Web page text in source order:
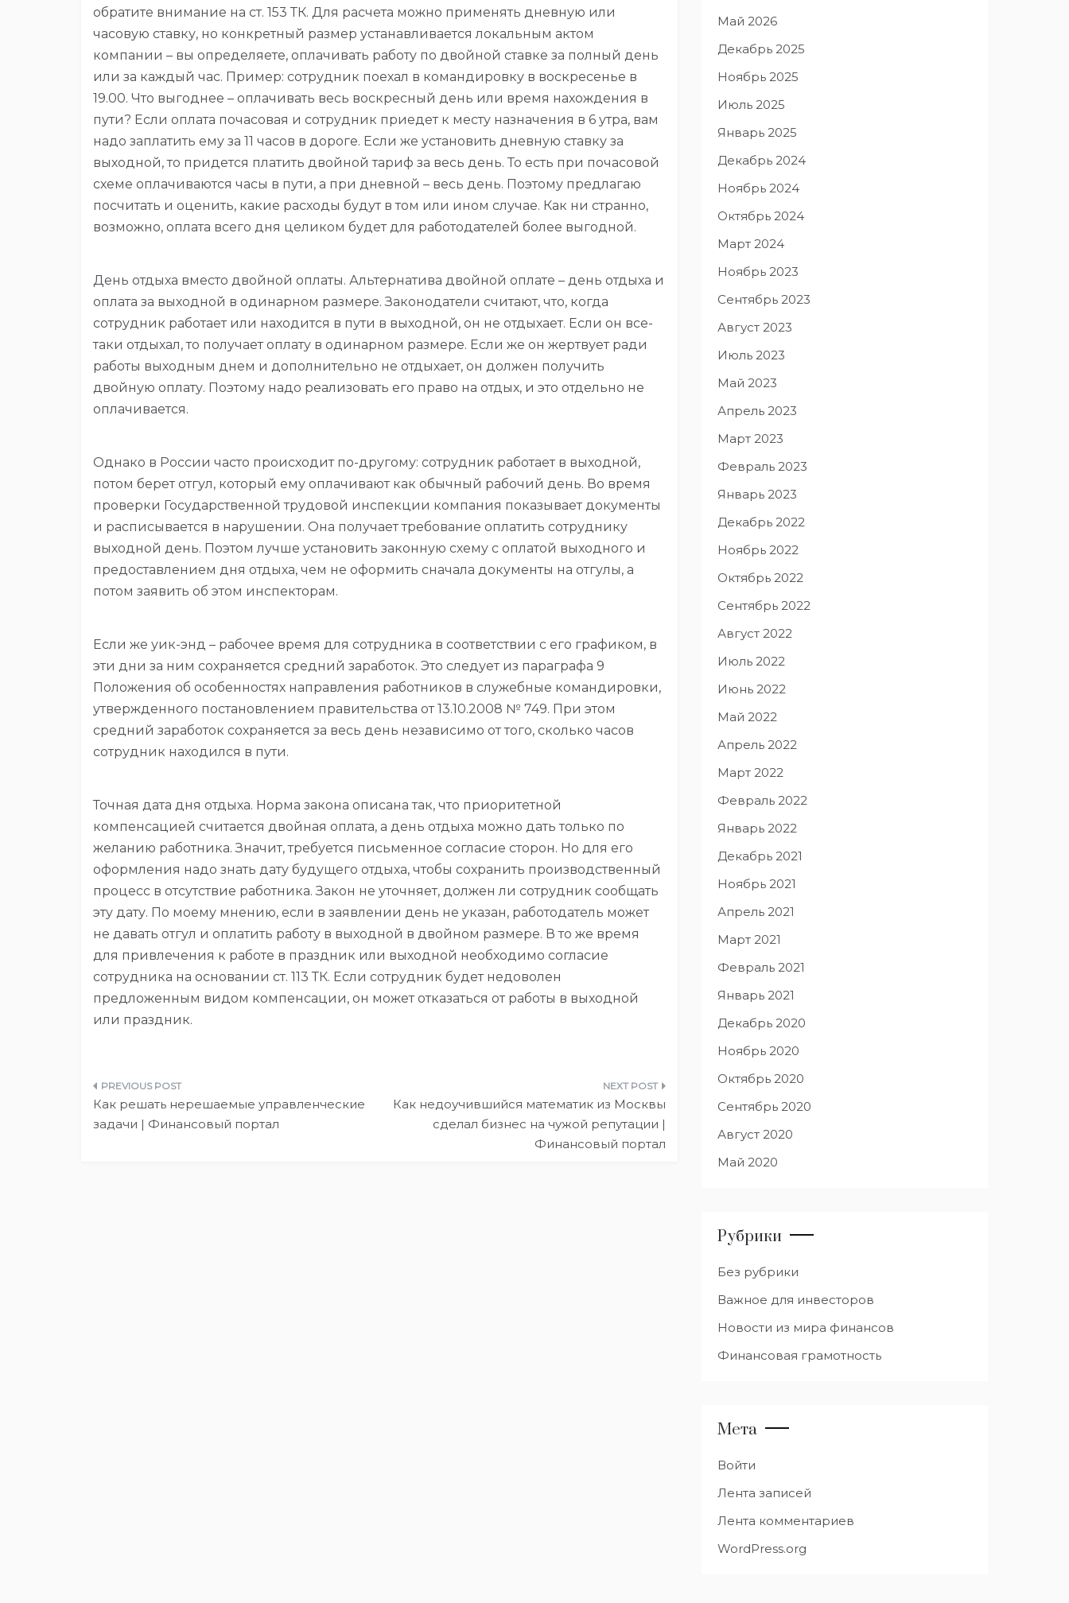
обратите внимание на ст. 153 ТК. Для расчета можно применять дневную или
часовую ставку, но конкретный размер устанавливается локальным актом
компании – вы определяете, оплачивать работу по двойной ставке за полный день
или за каждый час. Пример: сотрудник поехал в командировку в воскресенье в
19.00. Что выгоднее – оплачивать весь воскресный день или время нахождения в
пути? Если оплата почасовая и сотрудник приедет к месту назначения в 6 утра, вам
надо заплатить ему за 11 часов в дороге. Если же установить дневную ставку за
выходной, то придется платить двойной тариф за весь день. То есть при почасовой
схеме оплачиваются часы в пути, а при дневной – весь день. Поэтому предлагаю
посчитать и оценить, какие расходы будут в том или ином случае. Как ни странно,
возможно, оплата всего дня целиком будет для работодателей более выгодной.
День отдыха вместо двойной оплаты. Альтернатива двойной оплате – день отдыха и
оплата за выходной в одинарном размере. Законодатели считают, что, когда
сотрудник работает или находится в пути в выходной, он не отдыхает. Если он все-
таки отдыхал, то получает оплату в одинарном размере. Если же он жертвует ради
работы выходным днем и дополнительно не отдыхает, он должен получить
двойную оплату. Поэтому надо реализовать его право на отдых, и это отдельно не
оплачивается.
Однако в России часто происходит по-другому: сотрудник работает в выходной,
потом берет отгул, который ему оплачивают как обычный рабочий день. Во время
проверки Государственной трудовой инспекции компания показывает документы
и расписывается в нарушении. Она получает требование оплатить сотруднику
выходной день. Поэтом лучше установить законную схему с оплатой выходного и
предоставлением дня отдыха, чем не оформить сначала документы на отгулы, а
потом заявить об этом инспекторам.
Если же уик-энд – рабочее время для сотрудника в соответствии с его графиком, в
эти дни за ним сохраняется средний заработок. Это следует из параграфа 9
Положения об особенностях направления работников в служебные командировки,
утвержденного постановлением правительства от 13.10.2008 № 749. При этом
средний заработок сохраняется за весь день независимо от того, сколько часов
сотрудник находился в пути.
Точная дата дня отдыха. Норма закона описана так, что приоритетной
компенсацией считается двойная оплата, а день отдыха можно дать только по
желанию работника. Значит, требуется письменное согласие сторон. Но для его
оформления надо знать дату будущего отдыха, чтобы сохранить производственный
процесс в отсутствие работника. Закон не уточняет, должен ли сотрудник сообщать
эту дату. По моему мнению, если в заявлении день не указан, работодатель может
не давать отгул и оплатить работу в выходной в двойном размере. В то же время
для привлечения к работе в праздник или выходной необходимо согласие
сотрудника на основании ст. 113 ТК. Если сотрудник будет недоволен
предложенным видом компенсации, он может отказаться от работы в выходной
или праздник.
Навигация
по
Как решать нерешаемые управленческие
задачи | Финансовый портал
Как недоучившийся математик из Москвы
сделал бизнес на чужой репутации |
Финансовый портал
Май 2026
Декабрь 2025
Ноябрь 2025
Июль 2025
Январь 2025
Декабрь 2024
Ноябрь 2024
Октябрь 2024
Март 2024
Ноябрь 2023
Сентябрь 2023
Август 2023
Июль 2023
Май 2023
Апрель 2023
Март 2023
Февраль 2023
Январь 2023
Декабрь 2022
Ноябрь 2022
Октябрь 2022
Сентябрь 2022
Август 2022
Июль 2022
Июнь 2022
Май 2022
Апрель 2022
Март 2022
Февраль 2022
Январь 2022
Декабрь 2021
Ноябрь 2021
Апрель 2021
Март 2021
Февраль 2021
Январь 2021
Декабрь 2020
Ноябрь 2020
Октябрь 2020
Сентябрь 2020
Август 2020
Май 2020
Рубрики
Без рубрики
Важное для инвесторов
Новости из мира финансов
Финансовая грамотность
Мета
Войти
Лента записей
Лента комментариев
WordPress.org